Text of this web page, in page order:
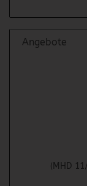
Angebote
(MHD